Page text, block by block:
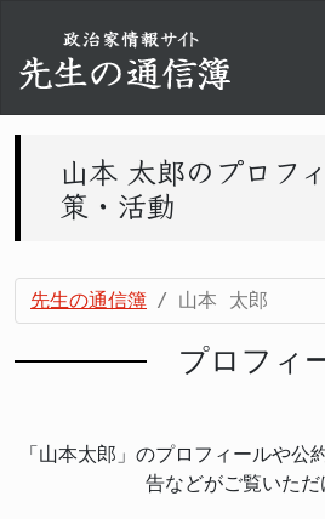
山本 太郎のプロフ
策・活動
先生の通信簿 山本 太郎
プロフィ
「山本太郎」のプロフィールや公
告などがご覧いただ